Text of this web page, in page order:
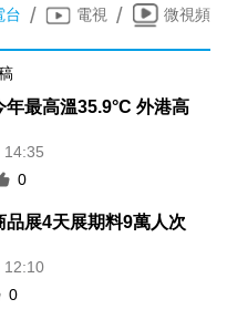
台 / 電視 / 微視頻
年最高溫35.9°C 外港高
14:35
0
品展4天展期料9萬人次
12:10
0